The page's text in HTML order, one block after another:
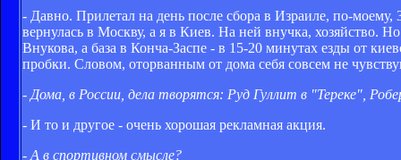
- Давно. Прилетал на день после сбора в Израиле, по-
вернулась в Москву, а я в Киев. На ней внучка, хозяйство.
Внукова, а база в Конча-Заспе - в 15-20 минутах езды от
пробки. Словом, оторванным от дома себя совсем не
- Дома, в России, дела творятся: Руд Гуллит в "Тереке",
- И то и другое - очень хорошая рекламная акция.
- А в спортивном смысле?